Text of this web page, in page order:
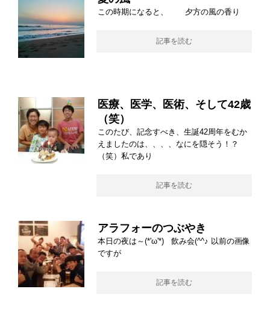
この時期になると、 夕方の風の香り
記事を読む
医療、医学、医術、そして42歳
（笑）
このたび、記念すべき、生誕42周年をむか
えましたのは、、、、なにを隠そう！？
（笑）私であり
記事を読む
アラフォーのつぶやき
本日の夜は～(*'ω'*) 飲み会(^^♪ 以前の画像
ですが
記事を読む